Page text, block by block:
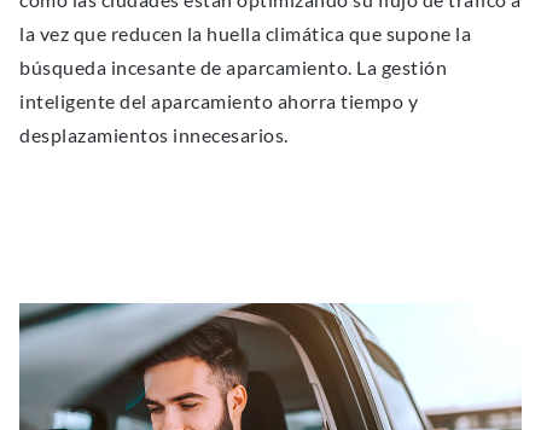
la vez que reducen la huella climática que supone la
búsqueda incesante de aparcamiento. La gestión
inteligente del aparcamiento ahorra tiempo y
desplazamientos innecesarios.